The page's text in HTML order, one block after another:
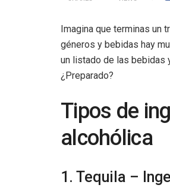
Imagina que terminas un
géneros y bebidas hay
un listado de las bebidas
¿Preparado?
Tipos de
alcohólica
1. Tequila –